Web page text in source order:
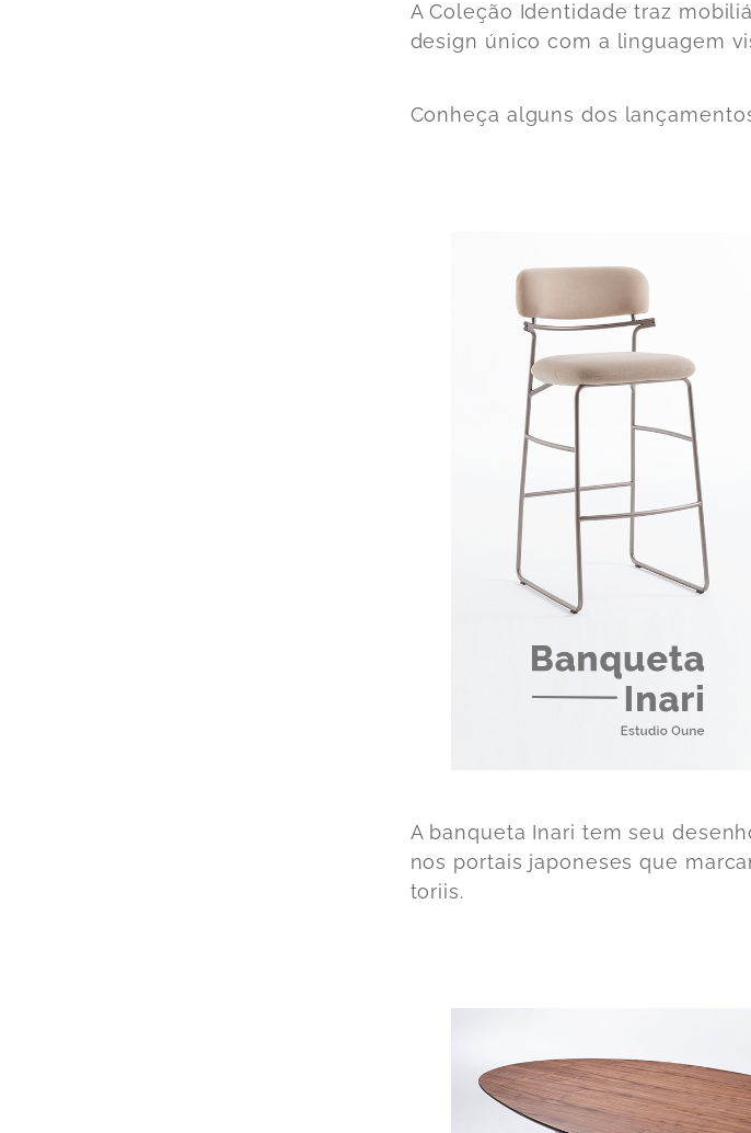
A Coleção Identidade traz
design único com a linguagem
Conheça alguns dos
A banqueta Inari tem seu
nos portais japoneses que
toriis.